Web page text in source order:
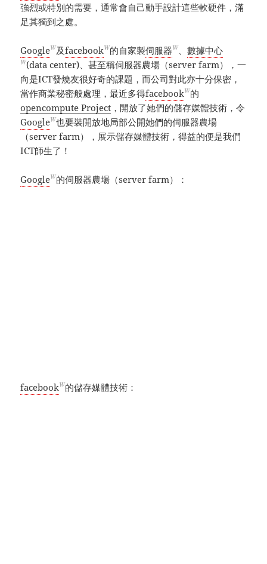
強烈或特別的需要，通常會自己動手設計這些軟硬件，滿
足其獨到之處。
GoogleW及facebookW的自家製伺服器W 、數據中心
W(data center)、甚至稱伺服器農場（server farm），一
向是ICT發燒友很好奇的課題，而公司對此亦十分保密，
當作商業秘密般處理，最近多得facebookW的
opencompute Project ，開放了她們的儲存媒體技術，令
GoogleW也要裝開放地局部公開她們的伺服器農場
（server farm），展示儲存媒體技術，得益的便是我們
ICT師生了！
GoogleW的伺服器農場（server farm）：
facebookW的儲存媒體技術：